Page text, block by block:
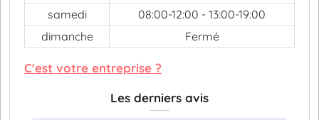
samedi
08:00-12:00 - 13:00-19:00
dimanche
Fermé
C'est votre entreprise ?
Les derniers avis